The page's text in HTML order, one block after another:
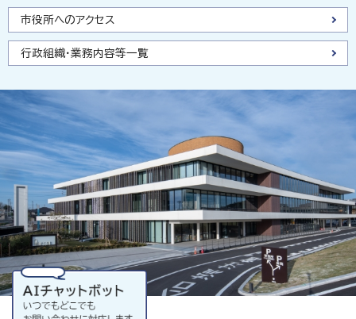
市役所へのアクセス
行政組織・業務内容等一覧